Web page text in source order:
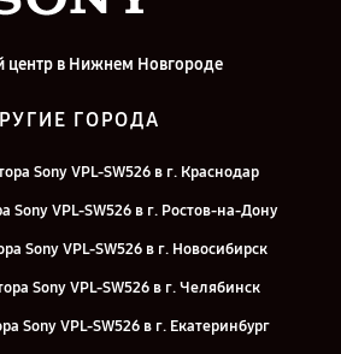
центр в Нижнем Новгороде
ГОРОДА
Sony VPL-SW526 в г. Краснодар
Sony VPL-SW526 в г. Ростов-на-Дону
Sony VPL-SW526 в г. Новосибирск
Sony VPL-SW526 в г. Челябинск
Sony VPL-SW526 в г. Екатеринбург